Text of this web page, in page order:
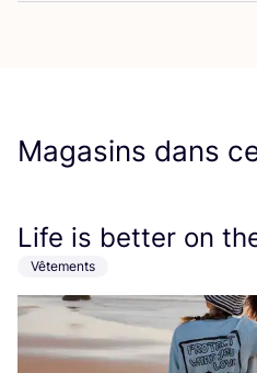
Magasins dans
Life is better on
Vêtements